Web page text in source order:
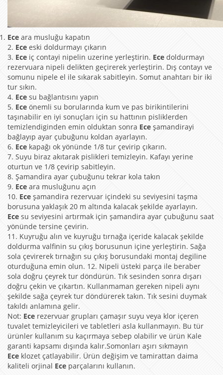
Ece ara musluğu kapatın
2. Ece eski doldurmayı çıkarın
3. Ece iç contayi nipelin uzerine yerleştirin. Ece doldurmayı
rezervuara nipeli delikten geçirerek yerleştirin. Dış contayı ve
somunu nipele el ile sıkarak sabitleyin. Somut anahtarı bir iki
tur sıkın.
4. Ece su bağlantısını yapın
5. Ece önemli su borularında kum ve pas birikintilerini
taşınabilir en iyi sonuçları için su hattının pisliklerden
temizlendiginden emin olduktan sonra Ece şamandirayi
bağlayıp ayar çubuğunu koldan ayarlayın.
6. Ece kapağı ok yönünde 1/8 tur çevirip çıkarın.
7. Suyu biraz akıtarak pislikleri temizleyin. Kafayı yerine
oturtun ve 1/8 çevirip sabitleyin.
8. Şamandira ayar çubuğunu tekrar kola takın
9. Ece ara musluğunu açın
10. Ece şamandira rezervuar içindeki su seviyesini taşma
borusuna yaklaşık 20 m altında kalacak şekilde ayarlayın.
Ece su seviyesini artırmak için şamandira ayar çubuğunu saat
yönünde tersine çevirin.
11. Kuyruğu alın ve kuyruğu tırnağa içeride kalacak şekilde
doldurma valfinin su çıkış borusunun içine yerleştirin. Sağa
sola çevirerek tırnağın su çıkış borusundaki montaj degiline
oturduğuna emin olun. 12. Nipeli üsteki parça ile beraber
sola doğru çeyrek tur döndürün. Tık sesinden sonra dışarı
doğru çekin ve çıkartın. Kullanmaman gereken nipeli aynı
şekilde sağa çeyrek tur döndürerek takın. Tık sesini duymak
takıldı anlamına gelir.
Not: Ece rezervuar grupları çamaşır suyu veya klor içeren
tuvalet temizleyicileri ve tabletleri asla kullanmayın. Bu tür
ürünler kullanım su kaçırmaya sebep olabilir ve ürün Kale
garanti kapsamı dışında kalır.Somonları aşırı sıkmayın
Ece klozet çatlayabilir. Ürün değişim ve tamirattan daima
kaliteli orjinal Ece parçalarını kullanın.